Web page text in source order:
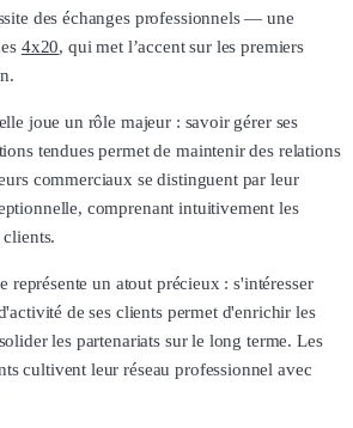
des échanges professionnels — une
4x20, qui met l’accent sur les premiers
joue un rôle majeur : savoir gérer ses
tendues permet de maintenir des relations
commerciaux se distinguent par leur
comprenant intuitivement les
représente un atout précieux : s'intéresser
de ses clients permet d'enrichir les
les partenariats sur le long terme. Les
cultivent leur réseau professionnel avec